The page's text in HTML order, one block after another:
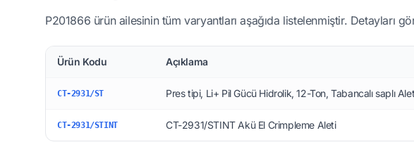
P201866 ürün ailesinin tüm varyantları aşağıda listelenmiştir. Detayları
Ürün Kodu Açıklama
CT-2931/ST Pres tipi, Li+ Pil Gücü Hidrolik, 12-Ton, Tabancalı saplı
CT-2931/STINT CT-2931/STINT Akü El Crimpleme Aleti